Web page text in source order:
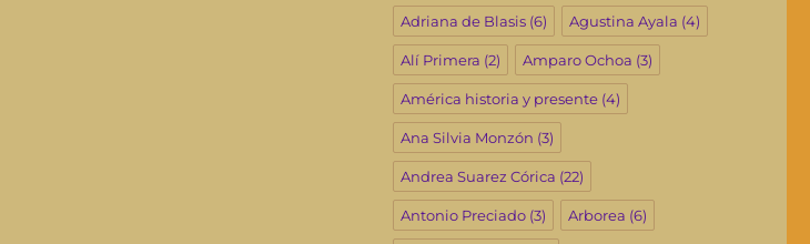
Adriana de Blasis(6) Agustina Ayala (4)
Alí Primera (2) Amparo Ochoa (3)
América historia y presente(4)
Ana Silvia Monzón (3)
Andrea Suarez Córica (22)
Antonio Preciado(3) Arborea (6)